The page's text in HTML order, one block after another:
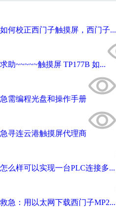
如何校正西门子触摸屏，西门子...
求助~~~~~触摸屏 TP177B 如...
急需编程光盘和操作手册
急寻连云港触摸屏代理商
怎么样可以实现一台PLC连接多...
救急：用以太网下载西门子MP2...